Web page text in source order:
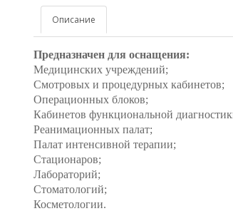
Описание
Предназначен для оснащения:
Медицинских учреждений;
Смотровых и процедурных кабинетов;
Операционных блоков;
Кабинетов функциональной
Реанимационных палат;
Палат интенсивной терапии;
Стационаров;
Лабораторий;
Стоматологий;
Косметологии.